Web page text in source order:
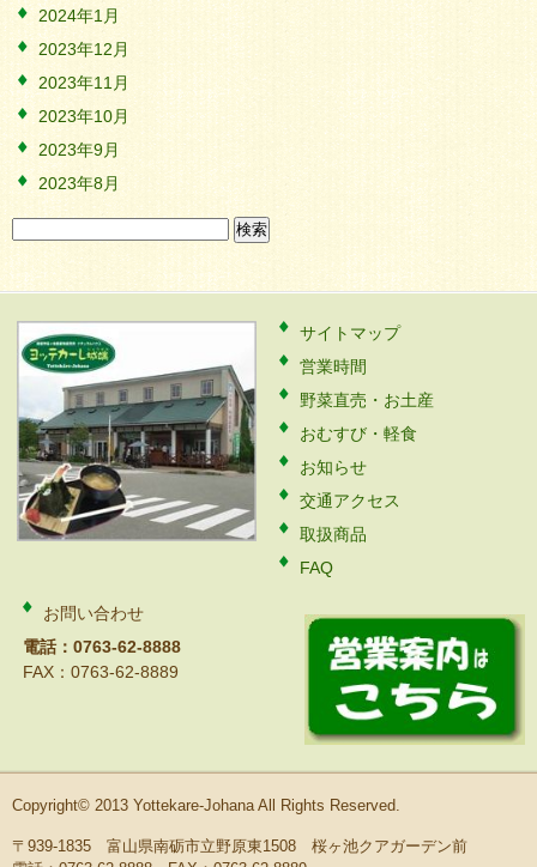
2024年1月
2023年12月
2023年11月
2023年10月
2023年9月
2023年8月
索:
サイトマップ
営業時間
野菜直売・お土産
おむすび・軽食
お知らせ
交通アクセス
取扱商品
FAQ
お問い合わせ
電話：0763-62-8888
FAX：0763-62-8889
Copyright© 2013 Yottekare-Johana All Rights Reserved.
〒939-1835 富山県南砺市立野原東1508 桜ヶ池クアガーデン前